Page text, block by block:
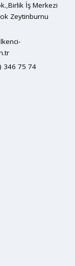
İş Merkezi
Zeytinburnu
346 75 74